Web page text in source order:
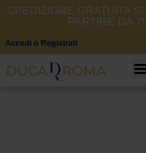
SPEDIZIONE GRATUITA
PARTIRE DA
Accedi o Registrati